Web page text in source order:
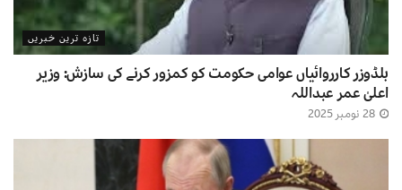
تازہ ترین خبریں
بلڈوزر کارروائیاں عوامی حکومت کو کمزور کرنے کی سازش: وزیر
اعلیٰ عمر عبداللہ